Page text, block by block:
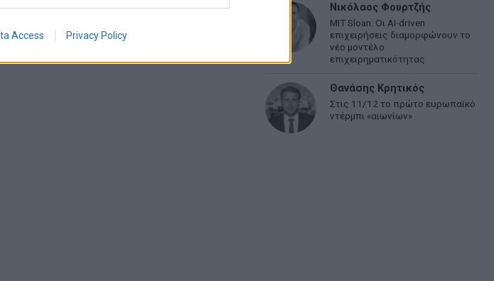
Access Privacy Policy
Νικόλαος Φουρτζής
MIT Sloan: Οι AI-driven
επιχειρήσεις διαμορφώνουν το
νέο μοντέλο
επιχειρηματικότητας
Θανάσης Κρητικός
Στις 11/12 το πρώτο ευρωπαϊκό
ντέρμπι «αιωνίων»